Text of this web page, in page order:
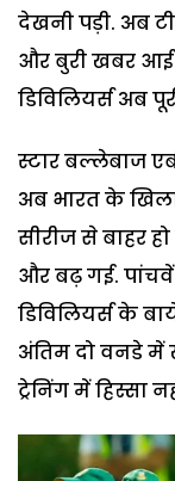
देखनी पड़ी. अब
और बुरी खबर आई
डिविलियर्स अब
स्टार बल्लेबाज
अब भारत के
सीरीज से बाहर
और बढ़ गई. पांचवें
डिविलियर्स के
अंतिम दो वनडे
ट्रेनिंग में हिस्सा